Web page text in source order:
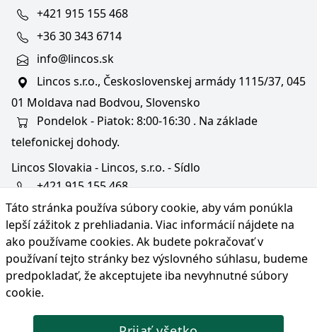
Táto stránka používa súbory cookie, aby vám ponúkla
lepší zážitok z prehliadania. Viac informácií nájdete na
ako používame cookies. Ak budete pokračovať v
používaní tejto stránky bez výslovného súhlasu, budeme
predpokladať, že akceptujete iba nevyhnutné súbory
cookie.
+421 915 155 468
+36 30 343 6714
info@lincos.sk
Lincos s.r.o., Československej armády 1115/37, 045
01 Moldava nad Bodvou, Slovensko
Pondelok - Piatok: 8:00-16:30 . Na základe
telefonickej dohody.
Lincos Slovakia - Lincos, s.r.o. - Sídlo
+421 915 155 468
+36/30 343 6714
bratislava@lincos.sk
Lincos s.r.o., Rustaveliho 4, 831 06 Bratislava - m. č.
Rača, Slovensko
Iba sídlo firmy